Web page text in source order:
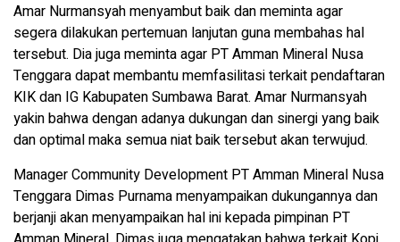
Amar Nurmansyah menyambut baik dan meminta agar
segera dilakukan pertemuan lanjutan guna membahas hal
tersebut. Dia juga meminta agar PT Amman Mineral Nusa
Tenggara dapat membantu memfasilitasi terkait pendaftaran
KIK dan IG Kabupaten Sumbawa Barat. Amar Nurmansyah
yakin bahwa dengan adanya dukungan dan sinergi yang baik
dan optimal maka semua niat baik tersebut akan terwujud.
Manager Community Development PT Amman Mineral Nusa
Tenggara Dimas Purnama menyampaikan dukungannya dan
berjanji akan menyampaikan hal ini kepada pimpinan PT